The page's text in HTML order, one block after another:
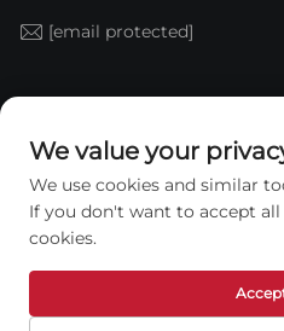
[email protected]
Të drejtat e rezervuara ©
We value your
We use cookies and similar
If you don't want to accept
cookies.